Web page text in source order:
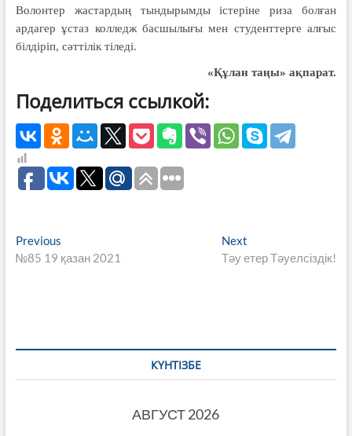
Волонтер жастардың тындырымды істеріне риза болған
ардагер ұстаз колледж басшылығы мен студенттерге алғыс
білдіріп, сәттілік тіледі.
«Құлан таңы» ақпарат.
Поделиться ссылкой:
Навигация
по
PreviousPrevious
post:
№85 19 қазан 2021
Next
post:
Тәу етер Тәуелсіздік!
КҮНТІЗБЕ
АВГУСТ 2026